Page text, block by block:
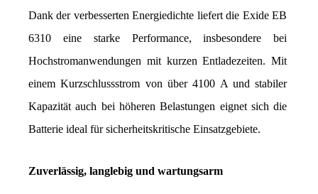
Dank der verbesserten Energiedichte liefert die Exide EB
6310 eine starke Performance, insbesondere bei
Hochstromanwendungen mit kurzen Entladezeiten. Mit
einem Kurzschlussstrom von über 4100 A und stabiler
Kapazität auch bei höheren Belastungen eignet sich die
Batterie ideal für sicherheitskritische Einsatzgebiete.
Zuverlässig, langlebig und wartungsarm